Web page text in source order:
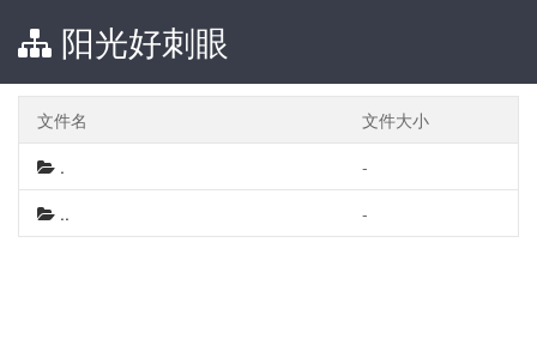
阳光好刺眼
文件名
文件大小
.
-
..
-